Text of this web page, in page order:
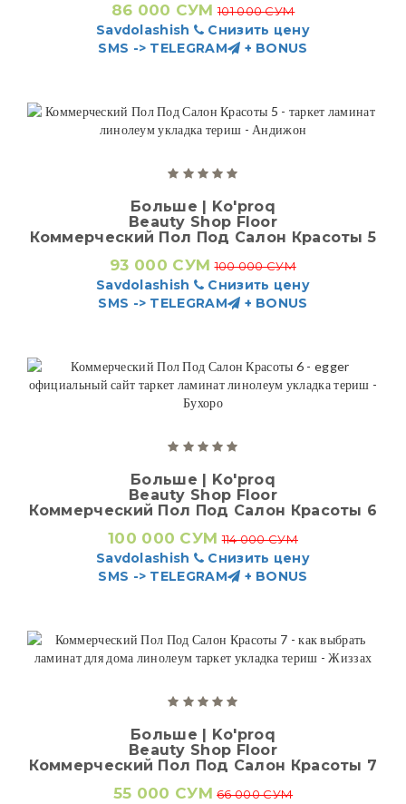
86 000 СУМ 101 000 СУМ
Savdolashish
Снизить цену
SMS -> TELEGRAM
+ BONUS
Больше | Ko'proq
Beauty Shop Floor
Коммерческий Пол Под Салон Красоты 5
93 000 СУМ 100 000 СУМ
Savdolashish
Снизить цену
SMS -> TELEGRAM
+ BONUS
Больше | Ko'proq
Beauty Shop Floor
Коммерческий Пол Под Салон Красоты 6
100 000 СУМ 114 000 СУМ
Savdolashish
Снизить цену
SMS -> TELEGRAM
+ BONUS
Больше | Ko'proq
Beauty Shop Floor
Коммерческий Пол Под Салон Красоты 7
55 000 СУМ 66 000 СУМ